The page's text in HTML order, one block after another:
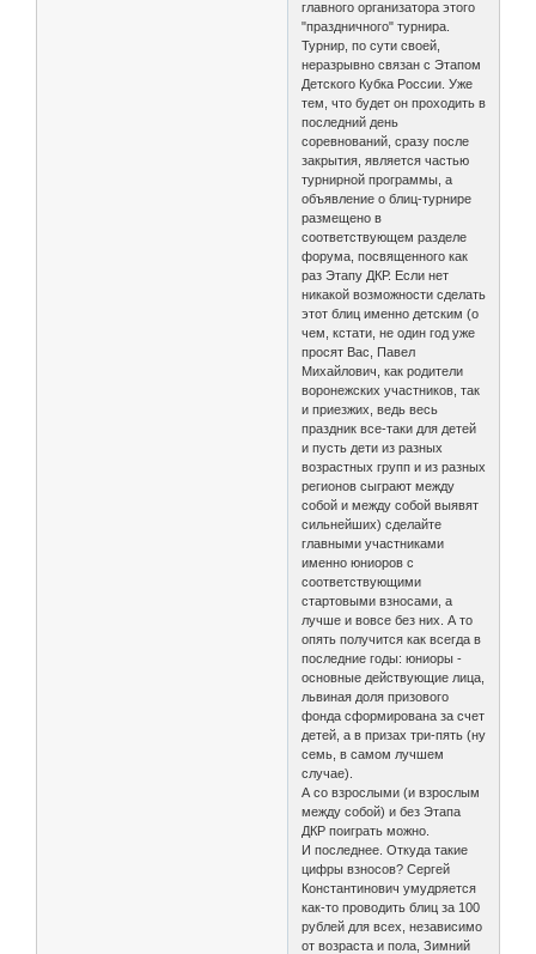
главного организатора этого
"праздничного" турнира.
Турнир, по сути своей,
неразрывно связан с Этапом
Детского Кубка России. Уже
тем, что будет он проходить в
последний день
соревнований, сразу после
закрытия, является частью
турнирной программы, а
объявление о блиц-турнире
размещено в
соответствующем разделе
форума, посвященного как
раз Этапу ДКР. Если нет
никакой возможности сделать
этот блиц именно детским (о
чем, кстати, не один год уже
просят Вас, Павел
Михайлович, как родители
воронежских участников, так
и приезжих, ведь весь
праздник все-таки для детей
и пусть дети из разных
возрастных групп и из разных
регионов сыграют между
собой и между собой выявят
сильнейших) сделайте
главными участниками
именно юниоров с
соответствующими
стартовыми взносами, а
лучше и вовсе без них. А то
опять получится как всегда в
последние годы: юниоры -
основные действующие лица,
львиная доля призового
фонда сформирована за счет
детей, а в призах три-пять (ну
семь, в самом лучшем
случае).
А со взрослыми (и взрослым
между собой) и без Этапа
ДКР поиграть можно.
И последнее. Откуда такие
цифры взносов? Сергей
Константинович умудряется
как-то проводить блиц за 100
рублей для всех, независимо
от возраста и пола, Зимний